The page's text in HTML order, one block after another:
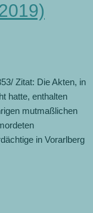
Zitat: Die Akten, in
hatte, enthalten
mutmaßlichen
in Vorarlberg